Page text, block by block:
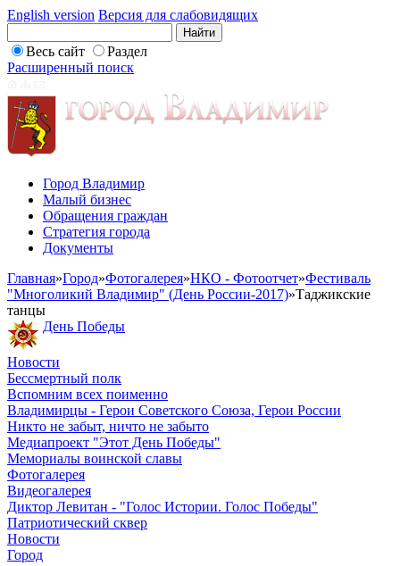
English version Версия для слабовидящих
Весь сайт
Раздел
Расширенный поиск
Город Владимир
Малый бизнес
Обращения граждан
Стратегия города
Документы
Главная»Город»Фотогалерея»НКО - Фотоотчет»Фестиваль
"Многоликий Владимир" (День России-2017)»Таджикские
танцы
День Победы
Новости
Бессмертный полк
Вспомним всех поименно
Владимирцы - Герои Советского Союза, Герои России
Никто не забыт, ничто не забыто
Медиапроект "Этот День Победы"
Мемориалы воинской славы
Фотогалерея
Видеогалерея
Диктор Левитан - "Голос Истории. Голос Победы"
Патриотический сквер
Новости
Город